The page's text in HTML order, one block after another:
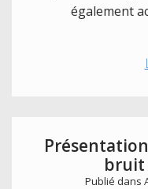
également
bruit
Publié dans